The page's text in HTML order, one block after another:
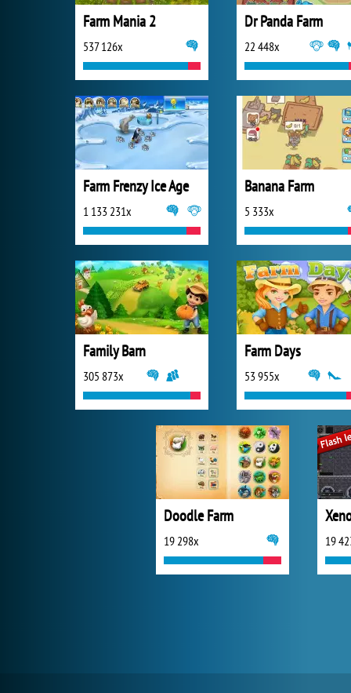
Farm Mania 2
537 126x
Dr Panda Farm
22 448x
Farm Frenzy Ice Age
1 133 231x
Banana Farm
5 333x
Family Barn
305 873x
Farm Days
53 955x
Doodle Farm
19 298x 19